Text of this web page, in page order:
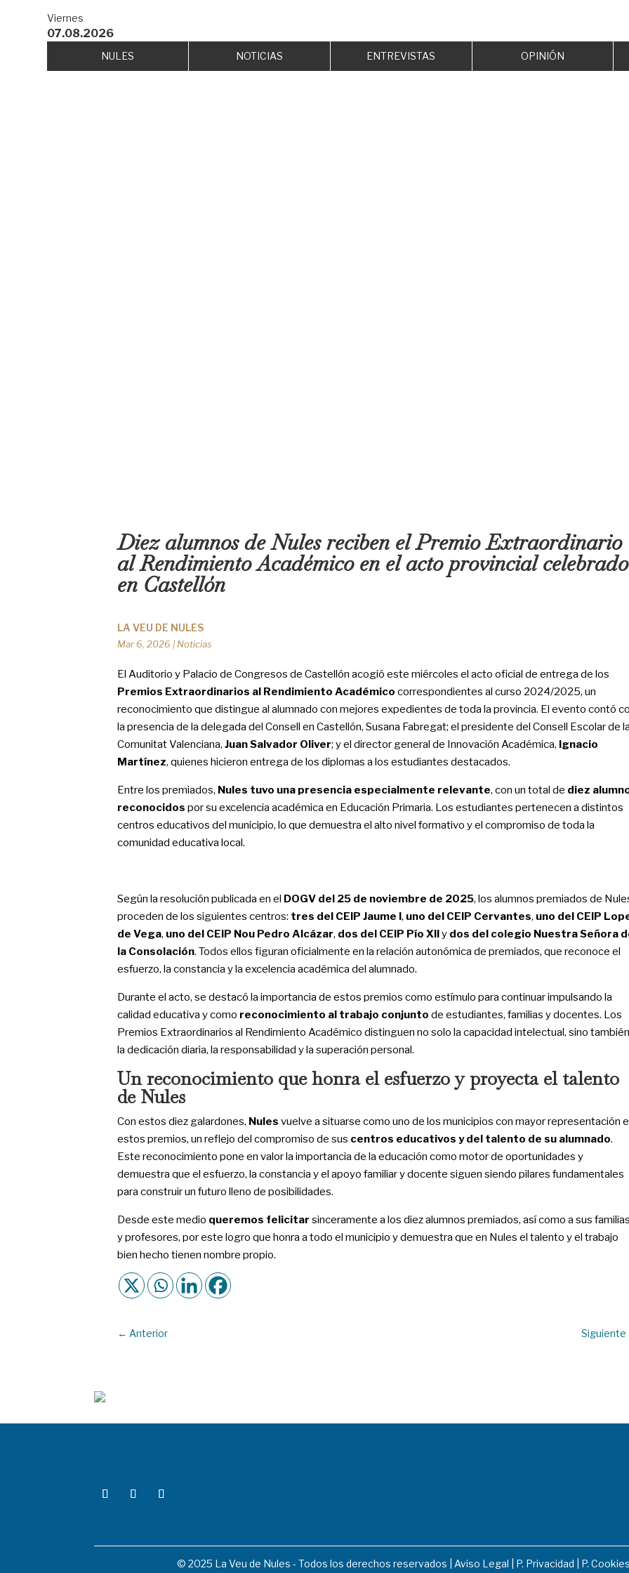
Viernes
07.08.2026
NULES NOTICIAS ENTREVISTAS OPINIÓN
Diez alumnos de Nules reciben el Premio Extraordinario
al Rendimiento Académico en el acto provincial celebrado
en Castellón
LA VEU DE NULES
Mar 6, 2026 | Noticias
El Auditorio y Palacio de Congresos de Castellón acogió este miércoles el acto oficial de entrega de los
Premios Extraordinarios al Rendimiento Académico correspondientes al curso 2024/2025, un
reconocimiento que distingue al alumnado con mejores expedientes de toda la provincia. El evento contó
la presencia de la delegada del Consell en Castellón, Susana Fabregat; el presidente del Consell Escolar de la
Comunitat Valenciana, Juan Salvador Oliver; y el director general de Innovación Académica, Ignacio
Martínez, quienes hicieron entrega de los diplomas a los estudiantes destacados.
Entre los premiados, Nules tuvo una presencia especialmente relevante, con un total de diez
reconocidos por su excelencia académica en Educación Primaria. Los estudiantes pertenecen a distintos
centros educativos del municipio, lo que demuestra el alto nivel formativo y el compromiso de toda la
comunidad educativa local.
Según la resolución publicada en el DOGV del 25 de noviembre de 2025, los alumnos premiados de
proceden de los siguientes centros: tres del CEIP Jaume I, uno del CEIP Cervantes, uno del CEIP
de Vega, uno del CEIP Nou Pedro Alcázar, dos del CEIP Pío XIIy dos del colegio Nuestra Señora
la Consolación. Todos ellos figuran oficialmente en la relación autonómica de premiados, que reconoce el
esfuerzo, la constancia y la excelencia académica del alumnado.
Durante el acto, se destacó la importancia de estos premios como estímulo para continuar impulsando la
calidad educativa y como reconocimiento al trabajo conjunto de estudiantes, familias y docentes. Los
Premios Extraordinarios al Rendimiento Académico distinguen no solo la capacidad intelectual, sino también
la dedicación diaria, la responsabilidad y la superación personal.
Un reconocimiento que honra el esfuerzo y proyecta el talento
de Nules
Con estos diez galardones, Nules vuelve a situarse como uno de los municipios con mayor representación
estos premios, un reflejo del compromiso de sus centros educativos y del talento de su alumnado.
Este reconocimiento pone en valor la importancia de la educación como motor de oportunidades y
demuestra que el esfuerzo, la constancia y el apoyo familiar y docente siguen siendo pilares fundamentales
para construir un futuro lleno de posibilidades.
Desde este medio queremos felicitar sinceramente a los diez alumnos premiados, así como a sus familias
y profesores, por este logro que honra a todo el municipio y demuestra que en Nules el talento y el trabajo
bien hecho tienen nombre propio.
← Anterior Siguiente
© 2025 La Veu de Nules - Todos los derechos reservados | Aviso Legal P. Privacidad P. Cookies